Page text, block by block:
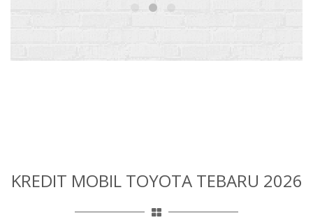
KREDIT MOBIL TOYOTA TEBARU 2026